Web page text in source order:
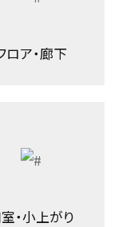
ロア・廊下
・小上がり